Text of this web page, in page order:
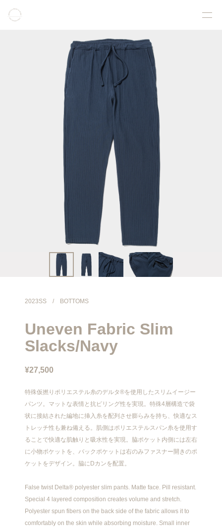
2023SS / BOTTOMS
Uneven Fabric Slim
Slacks/Navy
¥27,500
特殊仮撚りポリエステル糸のデルタ®を使用したスリムイージー
パンツ。マットな表情と抗ピリング性を実現。特殊4層構造で袋
状に接結された編地に挿入糸を配列させ膨らみを持ち、快適なス
トレッチ性も兼ね備える。肌側はポリエステルスパン糸を使用す
ることで快適な肌触りと吸水性を実現。脇ポケット内側には左右
に小物ポケットを、バックポケットは右のみファスナー開きのポ
ケットをデザイン。脇にDカンを配置。
False twist Delta® polyester slim pants. Matte face. Pill resistant.
Special 4 layered composition creates volume and stretch.
Polyester spun fibers on the back side of the fabric allows it to
comfortably on the skin while absorbing moisture. Small inner
COLLECTION
PRODUCT
GALLERY
ONLINE STORE
STORELIST
ABOUT
FACEBOOK
INSTAGRAM
info@meanswhile.net